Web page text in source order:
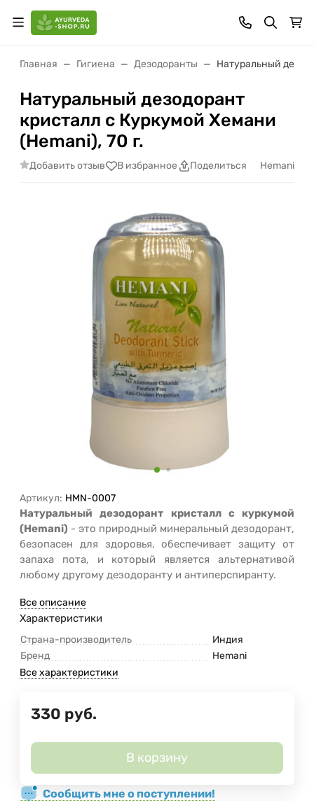
Главная Гигиена Дезодоранты Натуральный
Натуральный дезодорант
кристалл с Куркумой Хемани
(Hemani), 70 г.
Добавить отзыв В избранное Поделиться Hemani
Артикул: HMN-0007
Натуральный дезодорант кристалл с куркумой
(Hemani) - это природный минеральный дезодорант,
безопасен для здоровья, обеспечивает защиту от
запаха пота, и который является альтернативой
любому другому дезодоранту и антиперспиранту.
Все описание
Характеристики
Страна-производитель
Индия
Бренд
Hemani
Все характеристики
330 руб.
В корзину
Сообщить мне о поступлении!